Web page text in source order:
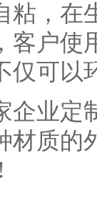
粘，在
客户使
仅可以
企业定
材质